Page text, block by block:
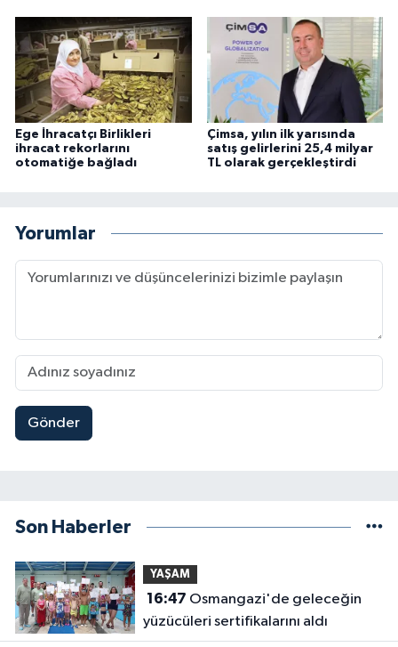
Ege İhracatçı Birlikleri
ihracat rekorlarını
otomatiğe bağladı
Çimsa, yılın ilk yarısında
satış gelirlerini 25,4 milyar
TL olarak gerçekleştirdi
Yorumlar
Gönder
Son Haberler
YAŞAM
16:47
yüzücüleri sertifikalarını aldı